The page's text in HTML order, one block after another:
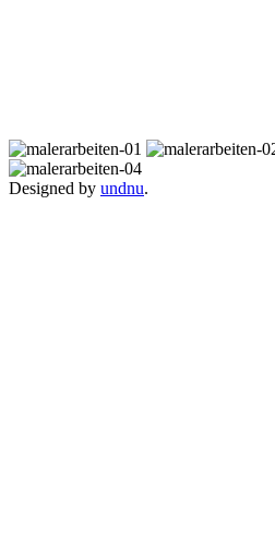
Designed by undnu.